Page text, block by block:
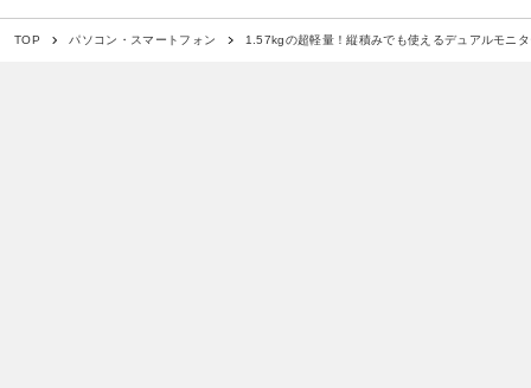
TOP パソコン・スマートフォン 1.57kgの超軽量！縦積みでも使えるデュアルモニ